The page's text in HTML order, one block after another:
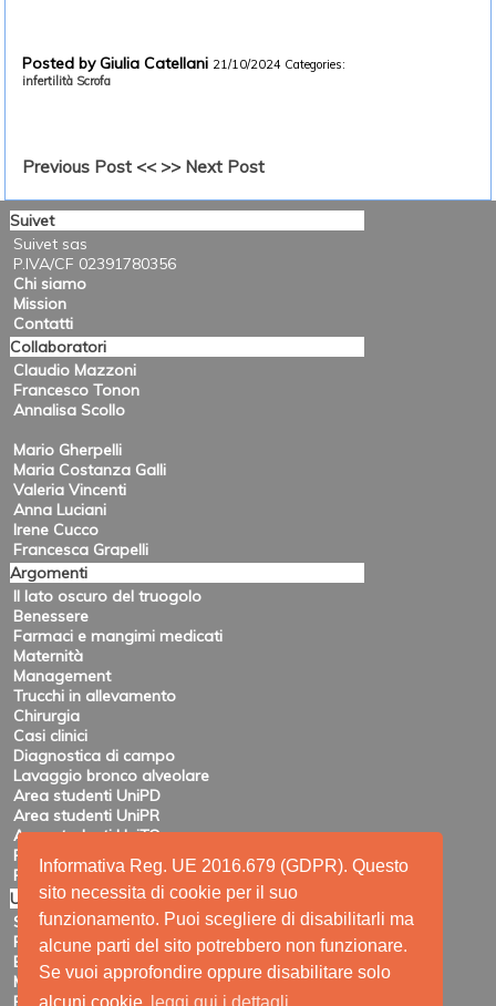
Informativa Reg. UE 2016.679 (GDPR). Questo
sito necessita di cookie per il suo
funzionamento. Puoi scegliere di disabilitarli ma
alcune parti del sito potrebbero non funzionare.
Se vuoi approfondire oppure disabilitare solo
Posted by Giulia Catellani 21/10/2024 Categories:
infertilità Scrofa
Previous Post << >> Next Post
Suivet
Suivet sas
P.IVA/CF 02391780356
Chi siamo
Mission
Contatti
Collaboratori
Claudio Mazzoni
Francesco Tonon
Annalisa Scollo
Mario Gherpelli
Maria Costanza Galli
Valeria Vincenti
Anna Luciani
Irene Cucco
Francesca Grapelli
Argomenti
Il lato oscuro del truogolo
Benessere
Farmaci e mangimi medicati
Maternità
Management
Trucchi in allevamento
Chirurgia
Casi clinici
Diagnostica di campo
Lavaggio bronco alveolare
Area studenti UniPD
Area studenti UniPR
Area studenti UniTO
Recensioni di eventi
Pubblicazioni e ricerca
Utility
Siti amici
Ricerca
Elenco feed
Mappa del sito
Registrazione